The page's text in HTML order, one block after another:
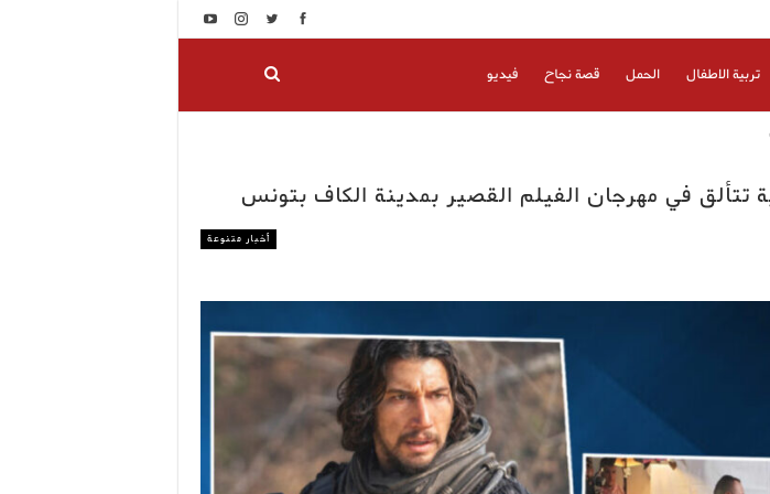
تربية الاطفال الحمل قصة نجاح فيديو
تتألق في مهرجان الفيلم القصير بمدينة الكاف بتونس
أخبار متنوعة